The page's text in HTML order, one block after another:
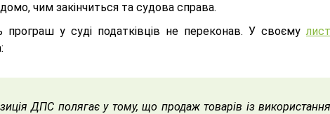
чим закінчиться та судова справа.
програш у суді податківців не переконав. У своєму
ДПС полягає у тому, що продаж товарів із